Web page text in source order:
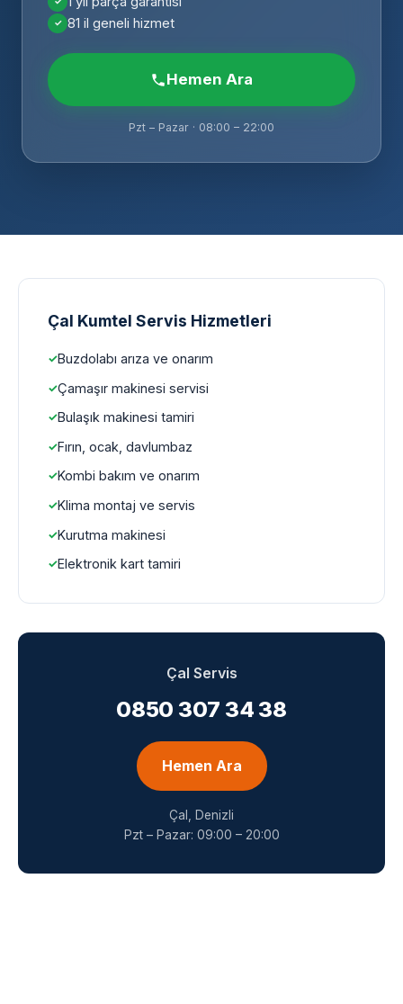
81 il geneli hizmet
Hemen Ara
Pzt – Pazar · 08:00 – 22:00
Çal Kumtel Servis Hizmetleri
Buzdolabı arıza ve onarım
Çamaşır makinesi servisi
Bulaşık makinesi tamiri
Fırın, ocak, davlumbaz
Kombi bakım ve onarım
Klima montaj ve servis
Kurutma makinesi
Elektronik kart tamiri
Çal Servis
0850 307 34 38
Hemen Ara
Çal, Denizli
Pzt – Pazar: 09:00 – 20:00